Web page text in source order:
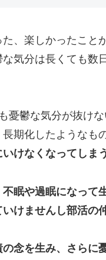
、楽しかったこと
気分は長くても数
憂鬱な気分が抜け
期化したようなも
けなくなってしまう
眠や過眠になって
けませんし部活の
念を生み、さらに